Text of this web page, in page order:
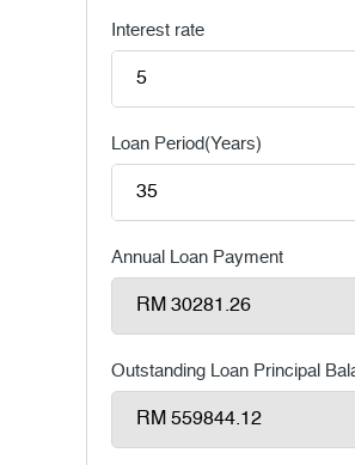
Interest rate
Loan Period(Years)
Annual Loan Payment
Outstanding Loan Principal